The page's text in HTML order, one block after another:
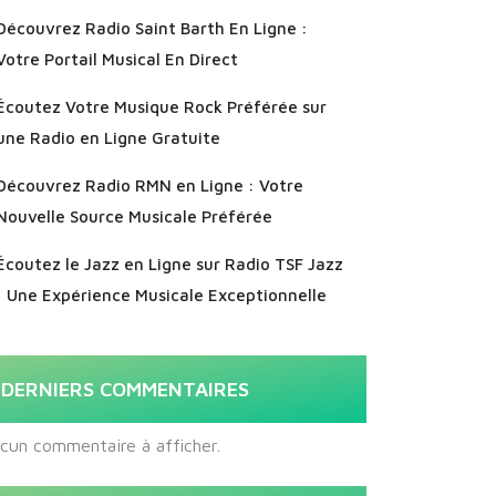
Radio Saint Barth En Ligne :
Portail Musical En Direct
Votre Musique Rock Préférée sur
Radio en Ligne Gratuite
Radio RMN en Ligne : Votre
Source Musicale Préférée
le Jazz en Ligne sur Radio TSF Jazz
Une Expérience Musicale Exceptionnelle
DERNIERS COMMENTAIRES
commentaire à afficher.